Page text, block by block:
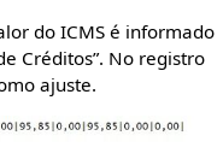
do ICMS é informado
Créditos”. No registro
ajuste.